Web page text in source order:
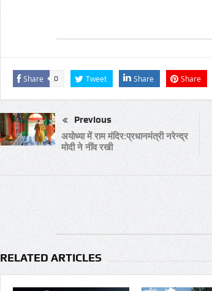
Share 0 Tweet Share Share
Previous
अयोध्या में राम मंदिर:प्रधानमंत्री नरेन्द्र
मोदी ने नींव रखी
RELATED ARTICLES